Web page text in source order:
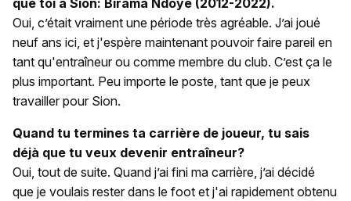
que toi à Sion: Birama Ndoye (2012-2022).
Oui, c’était vraiment une période très agréable. J’ai joué
neuf ans ici, et j'espère maintenant pouvoir faire pareil en
tant qu'entraîneur ou comme membre du club. C’est ça le
plus important. Peu importe le poste, tant que je peux
travailler pour Sion.
Quand tu termines ta carrière de joueur, tu sais
déjà que tu veux devenir entraîneur?
Oui, tout de suite. Quand j’ai fini ma carrière, j’ai décidé
que je voulais rester dans le foot et j'ai rapidement obtenu